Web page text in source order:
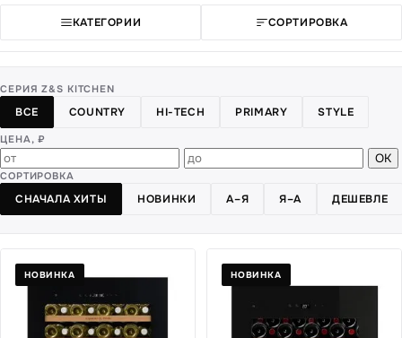
КАТЕГОРИИ СОРТИРОВКА
СЕРИЯ Z&S KITCHEN
ВСЕ COUNTRY HI-TECH PRIMARY STYLE
ЦЕНА, ₽
ОК
СОРТИРОВКА
СНАЧАЛА ХИТЫ НОВИНКИ А–Я Я–А ДЕШЕВЛЕ
НОВИНКА НОВИНКА